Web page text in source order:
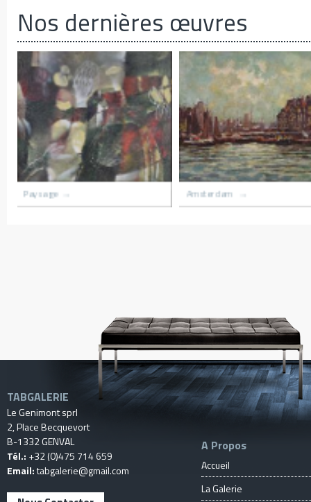
Nos dernières œuvres
Village du congo Le hameau
TABGALERIE
Le Genimont sprl
2, Place Becquevort
B-1332 GENVAL
Tél.: +32 (0)475 714 659
Email:tabgalerie@gmail.com
A Propos
Accueil
La Galerie